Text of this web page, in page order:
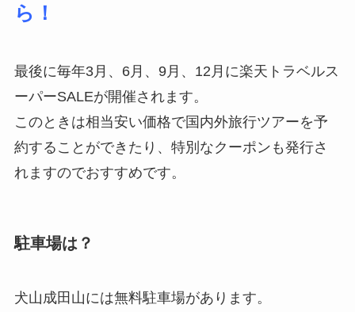
ら！
最後に毎年3月、6月、9月、12月に楽天トラベルス
ーパーSALEが開催されます。
このときは相当安い価格で国内外旅行ツアーを予
約することができたり、特別なクーポンも発行さ
れますのでおすすめです。
駐車場は？
犬山成田山には無料駐車場があります。